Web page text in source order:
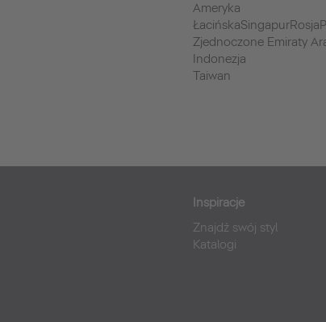
Ameryka
Zjednoczone Emiraty
Indonezja
Taiwan
Inspiracje
Znajdź swój styl
Katalogi